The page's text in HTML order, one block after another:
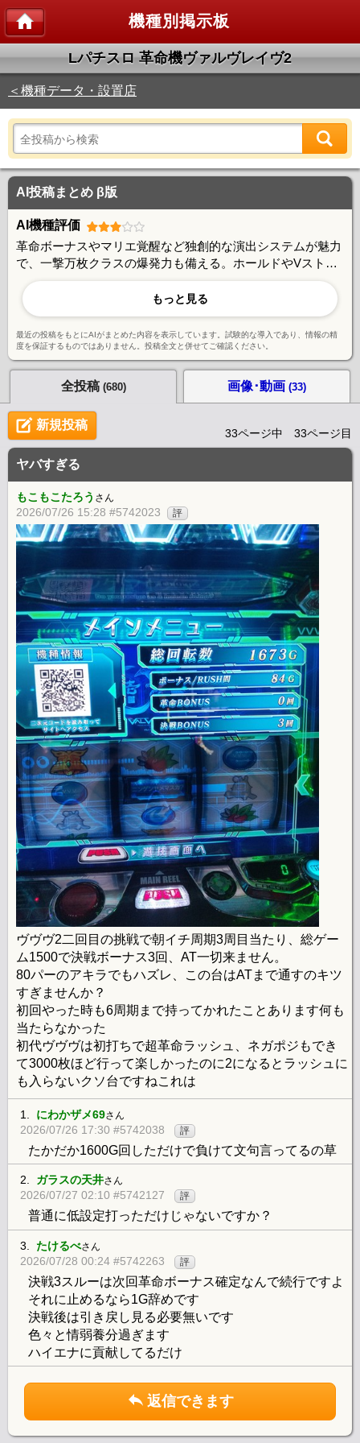
機種別掲示板
Lパチスロ 革命機ヴァルヴレイヴ2
＜機種データ・設置店
AI投稿まとめ β版
AI機種評価
革命ボーナスやマリエ覚醒など独創的な演出システムが魅力
で、一撃万枚クラスの爆発力も備える。ホールドやVストッ
クなど戦略性の高い要素も評価されているが、継続率や出玉
感に期待とのギャップを感じる声も多い。高設定でも波が荒
く安定感に欠ける面があり、賛否が分かれる仕様となってい
る。
もっと見る
最近の投稿をもとにAIがまとめた内容を表示しています。試験的な導入であり、情報の精
度を保証するものではありません。投稿全文と併せてご確認ください。
全投稿 (680) 画像･動画 (33)
新規投稿
33ページ中 33ページ目
ヤバすぎる
もこもこたろう さん
2026/07/26 15:28 #5742023 評
ヴヴヴ2二回目の挑戦で朝イチ周期3周目当たり、総ゲー
ム1500で決戦ボーナス3回、AT一切来ません。
80パーのアキラでもハズレ、この台はATまで通すのキツ
すぎませんか？
初回やった時も6周期まで持ってかれたことあります何も
当たらなかった
初代ヴヴヴは初打ちで超革命ラッシュ、ネガポジもでき
て3000枚ほど行って楽しかったのに2になるとラッシュに
も入らないクソ台ですねこれは
1. にわかザメ69さん
2026/07/26 17:30 #5742038 評
たかだか1600G回しただけで負けて文句言ってるの草
2. ガラスの天井さん
2026/07/27 02:10 #5742127 評
普通に低設定打っただけじゃないですか？
3. たけるべさん
2026/07/28 00:24 #5742263 評
決戦3スルーは次回革命ボーナス確定なんで続行ですよ
それに止めるなら1G辞めです
決戦後は引き戻し見る必要無いです
色々と情弱養分過ぎます
ハイエナに貢献してるだけ
返信できます